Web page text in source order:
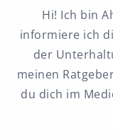
Hi! Ich bin
informiere ich
der
meinen
du dich im